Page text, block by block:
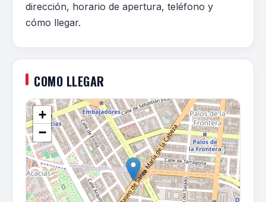
dirección, horario de apertura, teléfono y
cómo llegar.
COMO LLEGAR
+
−